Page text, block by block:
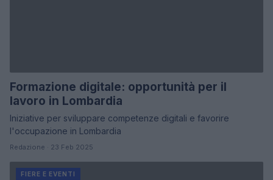
Formazione digitale: opportunità per il
lavoro in Lombardia
Iniziative per sviluppare competenze digitali e favorire
l'occupazione in Lombardia
Redazione · 23 Feb 2025
FIERE E EVENTI